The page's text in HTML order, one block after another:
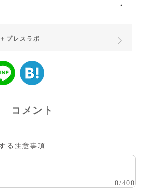
プレスラボ
コメント
る注意事項
0/400